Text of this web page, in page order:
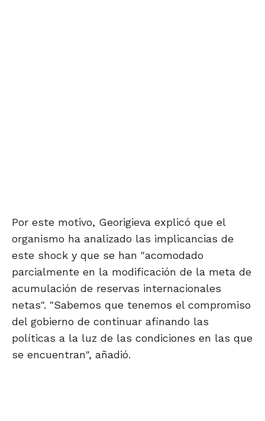
Por este motivo, Georigieva explicó que el
organismo ha analizado las implicancias de
este shock y que se han "acomodado
parcialmente en la modificación de la meta de
acumulación de reservas internacionales
netas". "Sabemos que tenemos el compromiso
del gobierno de continuar afinando las
políticas a la luz de las condiciones en las que
se encuentran", añadió.